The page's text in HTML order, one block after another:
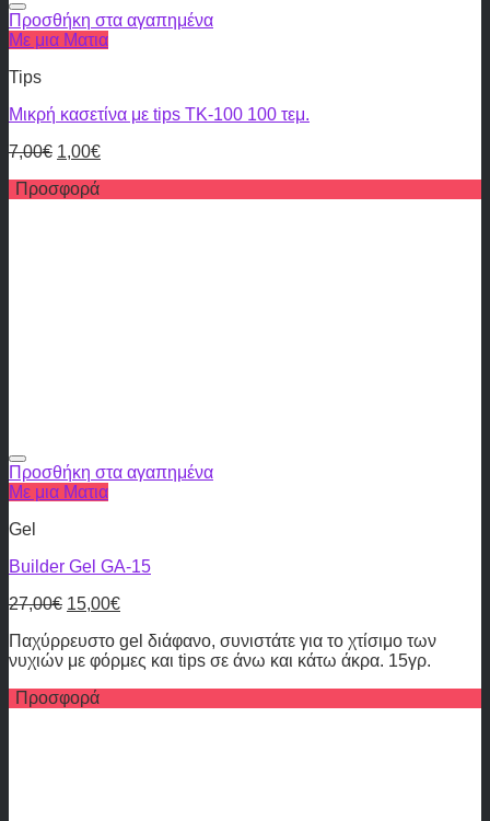
Προσθήκη στα αγαπημένα
Με μια Ματια
Tips
Μικρή κασετίνα με tips TK-100 100 τεμ.
7,00€ 1,00€
Προσφορά
Προσθήκη στα αγαπημένα
Με μια Ματια
Gel
Builder Gel GA-15
27,00€ 15,00€
Παχύρρευστο gel διάφανο, συνιστάτε για το χτίσιμο των
νυχιών με φόρμες και tips σε άνω και κάτω άκρα. 15γρ.
Προσφορά